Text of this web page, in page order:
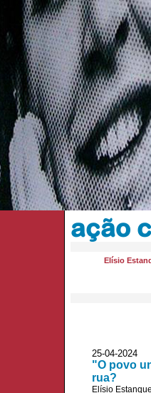
ação
Elísio
25-04-2024
"O povo
rua?
Elísio